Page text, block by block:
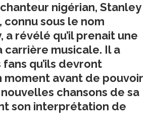
nigérian, Stanley
connu sous le nom
a révélé qu’il prenait une
carrière musicale. Il a
qu’ils devront
moment avant de pouvoir
chansons de sa
son interprétation de